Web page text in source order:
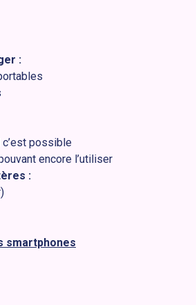
:
possible
encore l’utiliser
:
smartphones